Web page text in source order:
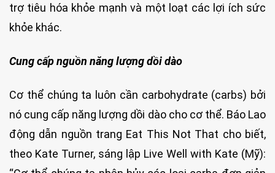
trợ tiêu hóa khỏe mạnh và một loạt các lợi ích sức
khỏe khác.
Cung cấp nguồn năng lượng dồi dào
Cơ thể chúng ta luôn cần carbohydrate (carbs) bởi
nó cung cấp năng lượng dồi dào cho cơ thể. Báo Lao
động dẫn nguồn trang Eat This Not That cho biết,
theo Kate Turner, sáng lập Live Well with Kate (Mỹ):